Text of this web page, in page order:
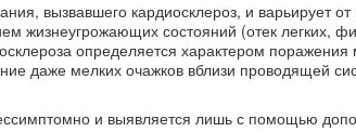
вызвавшего кардиосклероз, и варьирует от
жизнеугрожающих состояний (отек легких,
определяется характером поражения
даже мелких очажков вблизи проводящей
и выявляется лишь с помощью